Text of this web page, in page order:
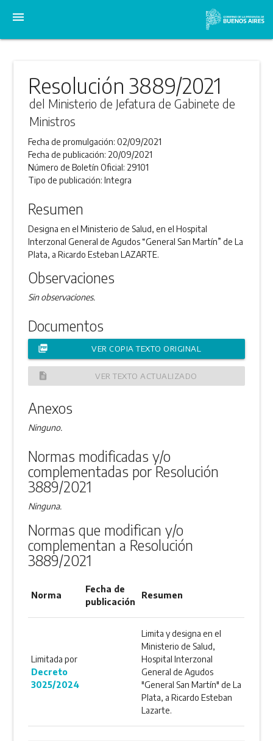
menu
Resolución 3889/2021
del Ministerio de Jefatura de Gabinete de
Ministros
Fecha de promulgación:02/09/2021
Fecha de publicación: 20/09/2021
Número de Boletín Oficial: 29101
Tipo de publicación:Integra
Resumen
Designa en el Ministerio de Salud, en el Hospital
Interzonal General de Agudos “General San Martín” de La
Plata, a Ricardo Esteban LAZARTE.
Observaciones
Sin observaciones.
Documentos
picture_as_pdf VER COPIA TEXTO ORIGINAL
description VER TEXTO ACTUALIZADO
Anexos
Ninguno.
Normas modificadas y/o
complementadas por Resolución
3889/2021
Ninguna.
Normas que modifican y/o
complementan a Resolución
3889/2021
Norma
Fecha de
publicación
Resumen
Limitada por
Decreto
3025/2024
Limita y designa en el
Ministerio de Salud,
Hospital Interzonal
General de Agudos
"General San Martín" de La
Plata, a Ricardo Esteban
Lazarte.